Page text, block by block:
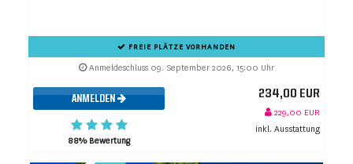
FREIE PLÄTZE VORHANDEN
Anmeldeschluss 09. September 2026, 15:00 Uhr
ANMELDEN
88% Bewertung
234,00 EUR
229,00 EUR
inkl. Ausstattung